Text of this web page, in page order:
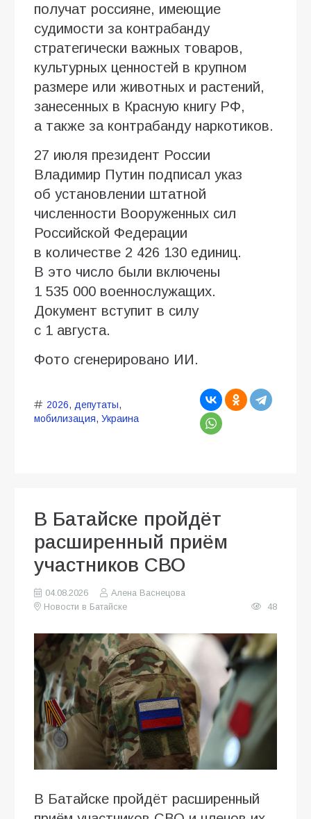
получат россияне, имеющие
судимости за контрабанду
стратегически важных товаров,
культурных ценностей в крупном
размере или животных и растений,
занесенных в Красную книгу РФ,
а также за контрабанду наркотиков.
27 июля президент России
Владимир Путин подписал указ
об установлении штатной
численности Вооруженных сил
Российской Федерации
в количестве 2 426 130 единиц.
В это число были включены
1 535 000 военнослужащих.
Документ вступит в силу
с 1 августа.
Фото сгенерировано ИИ.
2026, депутаты,
мобилизация, Украина
В Батайске пройдёт
расширенный приём
участников СВО
04.08.2026
Алена Васнецова
Новости в Батайске
48
В Батайске пройдёт расширенный